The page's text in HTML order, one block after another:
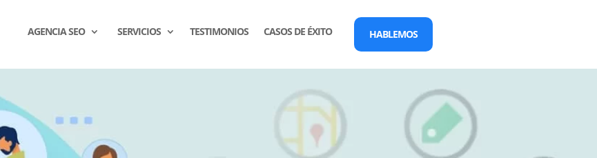
AGENCIA SEO SERVICIOS TESTIMONIOS CASOS DE ÉXITO HABLEMOS